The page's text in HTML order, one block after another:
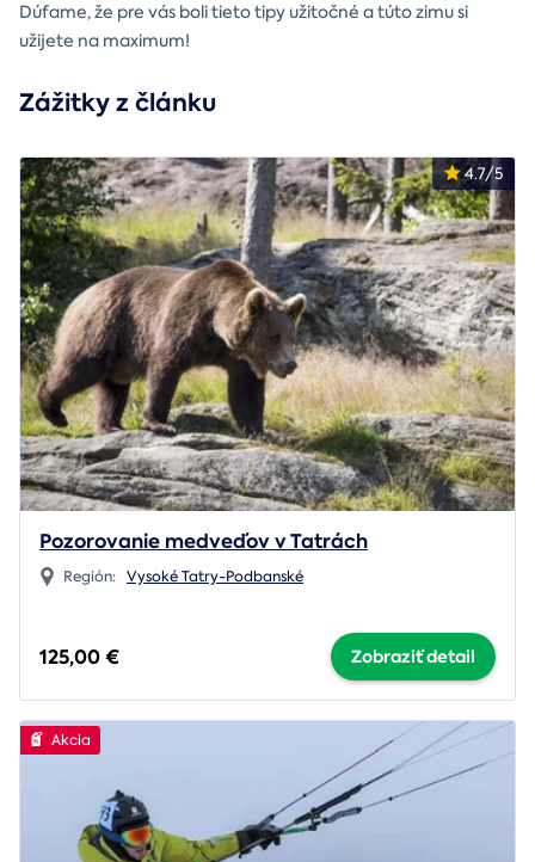
Dúfame, že pre vás boli tieto tipy užitočné a túto zimu si
užijete na maximum!
Zážitky z článku
4.7/5
Pozorovanie medveďov v Tatrách
Región: Vysoké Tatry-Podbanské
125,00 € Zobraziť detail
Akcia